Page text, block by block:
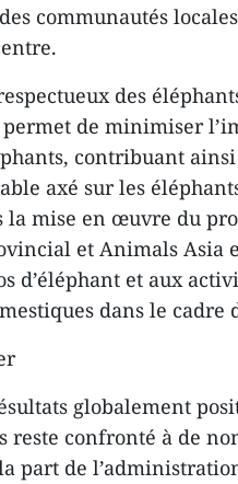
communautés
des
de minimiser
contribuant
axé sur les
la mise en œuvre du
et Animals Asia
d’éléphant et aux
dans le cadre
globalement
reste confronté à de
part de